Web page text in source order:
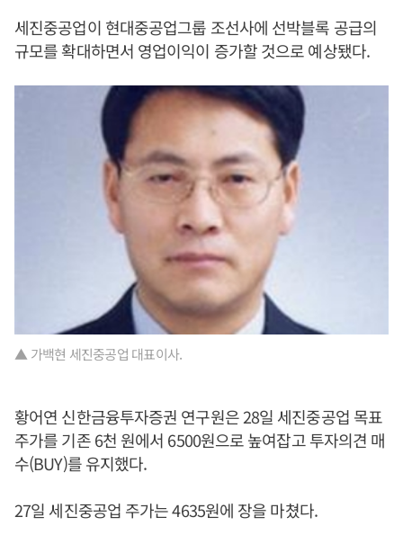
세진중공업이 현대중공업그룹 조선사에 선박블록 공급의
규모를 확대하면서 영업이익이 증가할 것으로 예상됐다.
▲ 가백현 세진중공업 대표이사.
황어연 신한금융투자증권 연구원은 28일 세진중공업 목표
주가를 기존 6천 원에서 6500원으로 높여잡고 투자의견 매
수(BUY)를 유지했다.
27일 세진중공업 주가는 4635원에 장을 마쳤다.